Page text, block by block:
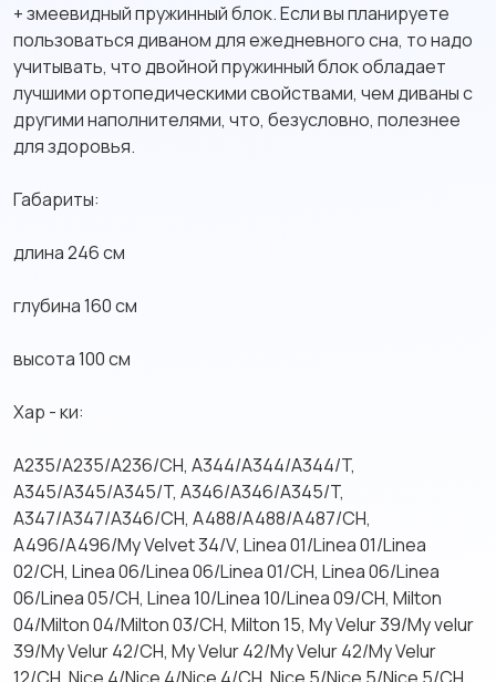
+ змеевидный пружинный блок. Если вы планируете
пользоваться диваном для ежедневного сна, то надо
учитывать, что двойной пружинный блок обладает
лучшими ортопедическими свойствами, чем диваны с
другими наполнителями, что, безусловно, полезнее
для здоровья.
Габариты:
длина 246 см
глубина 160 см
высота 100 см
Хар - ки:
A235/A235/A236/CH, A344/A344/A344/T,
A345/A345/A345/T, A346/A346/A345/T,
A347/A347/A346/CH, A488/A488/A487/CH,
A496/A496/My Velvet 34/V, Linea 01/Linea 01/Linea
02/CH, Linea 06/Linea 06/Linea 01/CH, Linea 06/Linea
06/Linea 05/CH, Linea 10/Linea 10/Linea 09/CH, Milton
04/Milton 04/Milton 03/CH, Milton 15, My Velur 39/My velur
39/My Velur 42/CH, My Velur 42/My Velur 42/My Velur